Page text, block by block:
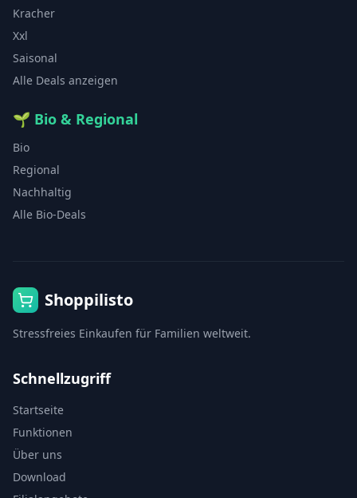
Kracher
Xxl
Saisonal
Alle Deals anzeigen
🌱 Bio & Regional
Bio
Regional
Nachhaltig
Alle Bio-Deals
Shoppilisto
Stressfreies Einkaufen für Familien weltweit.
Schnellzugriff
Startseite
Funktionen
Über uns
Download